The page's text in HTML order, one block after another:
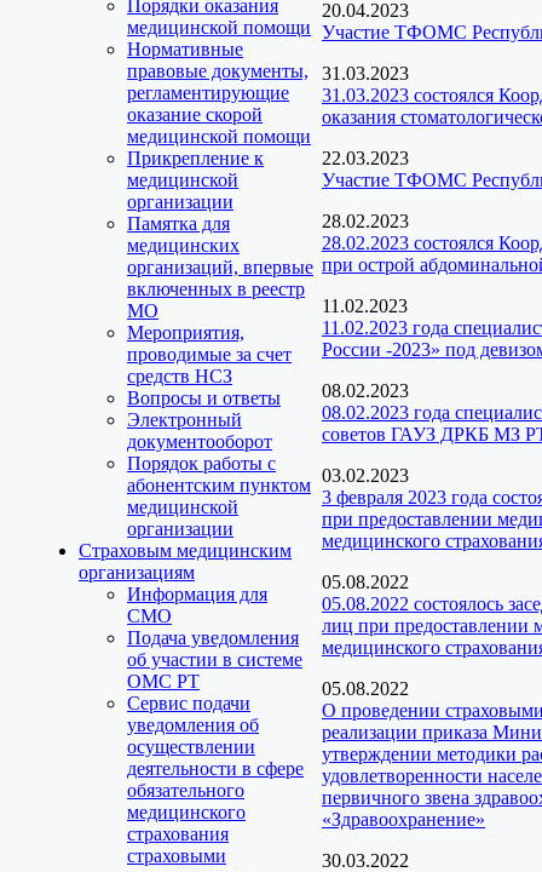
Порядки оказания
медицинской помощи
Нормативные
правовые документы,
регламентирующие
оказание скорой
медицинской помощи
Прикрепление к
медицинской
организации
Памятка для
медицинских
организаций, впервые
включенных в реестр
МО
Мероприятия,
проводимые за счет
средств НСЗ
Вопросы и ответы
Электронный
документооборот
Порядок работы с
абонентским пунктом
медицинской
организации
Страховым медицинским
организациям
Информация для
СМО
Подача уведомления
об участии в системе
ОМС РТ
Сервис подачи
уведомления об
осуществлении
деятельности в сфере
обязательного
медицинского
страхования
страховыми
20.04.2023
Участие ТФОМС
31.03.2023
31.03.2023 состоялся
оказания
22.03.2023
Участие ТФОМС
28.02.2023
28.02.2023 состоялся
при острой
11.02.2023
11.02.2023 года
России -2023» под
08.02.2023
08.02.2023 года
советов ГАУЗ ДРКБ МЗ
03.02.2023
3 февраля 2023 года
при предоставлении
медицинского
05.08.2022
05.08.2022 состоялось
лиц при предоставлении
медицинского
05.08.2022
О проведении
реализации приказа
утверждении методики
удовлетворенности
первичного звена
«Здравоохранение»
30.03.2022